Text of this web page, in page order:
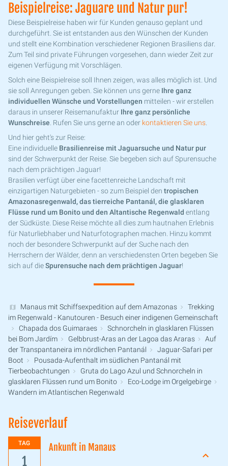
Beispielreise: Jaguare und Natur pur!
Diese Beispielreise haben wir für Kunden genauso geplant und
durchgeführt. Sie ist entstanden aus den Wünschen der Kunden
und stellt eine Kombination verschiedener Regionen Brasiliens dar.
Zum Teil sind private Führungen vorgesehen, dann wieder Zeit zur
eigenen Verfügung mit Vorschlägen.
Solch eine Beispielreise soll Ihnen zeigen, was alles möglich ist. Und
sie soll Anregungen geben. Sie können uns gerne Ihre ganz
individuellen Wünsche und Vorstellungen mitteilen - wir erstellen
daraus in unserer Reisemanufaktur Ihre ganz persönliche
Wunschreise . Rufen Sie uns gerne an oder kontaktieren Sie uns
Und hier geht's zur Reise:
Eine individuelle Brasilienreise mit Jaguarsuche und Natur pur
sind der Schwerpunkt der Reise. Sie begeben sich auf Spurensuche
nach dem prächtigen Jaguar!
Brasilien verfügt über eine facettenreiche Landschaft mit
einzigartigen Naturgebieten - so zum Beispiel den tropischen
Amazonasregenwald, das tierreiche Pantanál, die glasklaren
Flüsse rund um Bonito und den Altantische Regenwald entlang
der Südküste. Diese Reise möchte all dies zum hautnahen Erlebnis
für Naturliebhaber und Naturfotographen machen. Hinzu kommt
noch der besondere Schwerpunkt auf der Suche nach den
Herrschern der Wälder, denn an verschiedensten Orten begeben Sie
sich auf dieSpurensuche nach dem prächtigen Jaguar!
Manaus mit Schiffsexpedition auf dem Amazonas
Trekking
im Regenwald - Kanutouren - Besuch einer indigenen Gemeinschaft
Chapada dos Guimaraes
Schnorcheln in glasklaren Flüssen
bei Bom Jardím
Gelbbrust-Aras an der Lagoa das Araras
Auf
der Transpantaneira im nördlichen Pantanál
Jaguar-Safari per
Boot
Pousada-Aufenthalt im südlichen Pantanál mit
Tierbeobachtungen
Gruta do Lago Azul und Schnorcheln in
glasklaren Flüssen rund um Bonito
Eco-Lodge im Orgelgebirge
Wandern im Atlantischen Regenwald
Reiseverlauf
TAG
1
Ankunft in Manaus